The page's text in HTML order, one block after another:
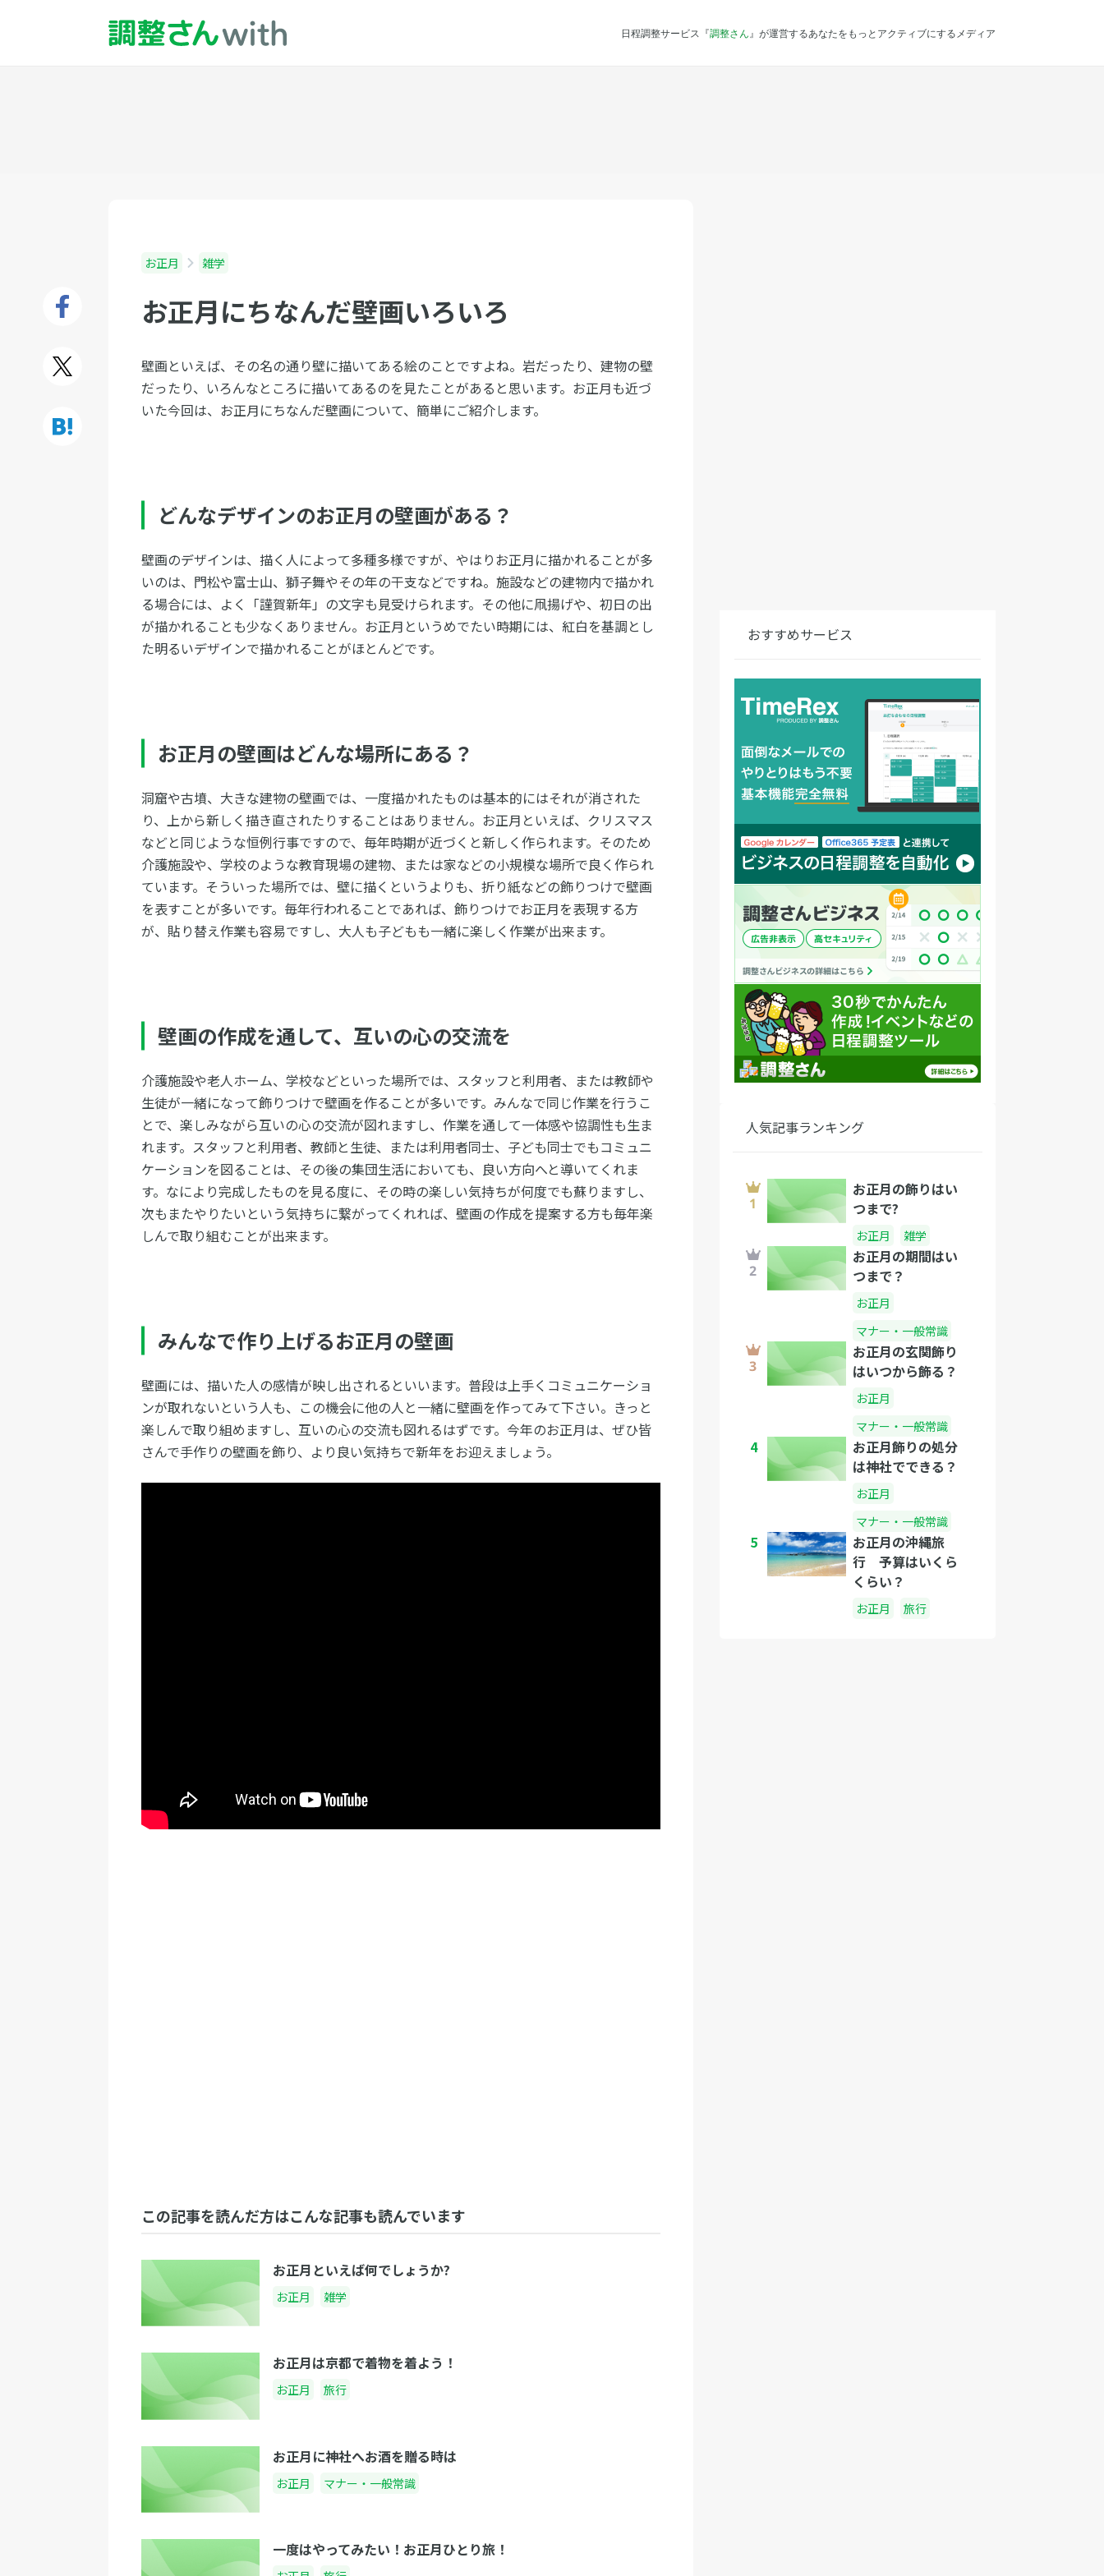
日程調整サービス『調整さん 』が運営するあなたをもっとアクティブにするメディア
お正月 雑学
お正月にちなんだ壁画いろいろ
壁画といえば、その名の通り壁に描いてある絵のことですよね。岩だったり、建物の壁
だったり、いろんなところに描いてあるのを見たことがあると思います。お正月も近づ
いた今回は、お正月にちなんだ壁画について、簡単にご紹介します。
どんなデザインのお正月の壁画がある？
壁画のデザインは、描く人によって多種多様ですが、やはりお正月に描かれることが多
いのは、門松や富士山、獅子舞やその年の干支などですね。施設などの建物内で描かれ
る場合には、よく「謹賀新年」の文字も見受けられます。その他に凧揚げや、初日の出
が描かれることも少なくありません。お正月というめでたい時期には、紅白を基調とし
た明るいデザインで描かれることがほとんどです。
お正月の壁画はどんな場所にある？
洞窟や古墳、大きな建物の壁画では、一度描かれたものは基本的にはそれが消された
り、上から新しく描き直されたりすることはありません。お正月といえば、クリスマス
などと同じような恒例行事ですので、毎年時期が近づくと新しく作られます。そのため
介護施設や、学校のような教育現場の建物、または家などの小規模な場所で良く作られ
ています。そういった場所では、壁に描くというよりも、折り紙などの飾りつけで壁画
を表すことが多いです。毎年行われることであれば、飾りつけでお正月を表現する方
が、貼り替え作業も容易ですし、大人も子どもも一緒に楽しく作業が出来ます。
壁画の作成を通して、互いの心の交流を
介護施設や老人ホーム、学校などといった場所では、スタッフと利用者、または教師や
生徒が一緒になって飾りつけで壁画を作ることが多いです。みんなで同じ作業を行うこ
とで、楽しみながら互いの心の交流が図れますし、作業を通して一体感や協調性も生ま
れます。スタッフと利用者、教師と生徒、または利用者同士、子ども同士でもコミュニ
ケーションを図ることは、その後の集団生活においても、良い方向へと導いてくれま
す。なにより完成したものを見る度に、その時の楽しい気持ちが何度でも蘇りますし、
次もまたやりたいという気持ちに繋がってくれれば、壁画の作成を提案する方も毎年楽
しんで取り組むことが出来ます。
みんなで作り上げるお正月の壁画
壁画には、描いた人の感情が映し出されるといいます。普段は上手くコミュニケーショ
ンが取れないという人も、この機会に他の人と一緒に壁画を作ってみて下さい。きっと
楽しんで取り組めますし、互いの心の交流も図れるはずです。今年のお正月は、ぜひ皆
さんで手作りの壁画を飾り、より良い気持ちで新年をお迎えましょう。
この記事を読んだ方はこんな記事も読んでいます
お正月といえば何でしょうか?
お正月 雑学
お正月は京都で着物を着よう！
お正月 旅行
お正月に神社へお酒を贈る時は
お正月 マナー・一般常識
一度はやってみたい！お正月ひとり旅！
おすすめサービス
人気記事ランキング
お正月の飾りはい
つまで?
お正月 雑学
お正月の期間はい
つまで？
お正月
マナー・一般常識
お正月の玄関飾り
はいつから飾る？
お正月
マナー・一般常識
4
お正月飾りの処分
は神社でできる？
お正月
マナー・一般常識
5
お正月の沖縄旅
行 予算はいくら
くらい？
お正月 旅行